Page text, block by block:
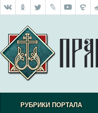
РУБРИКИ ПОРТАЛА